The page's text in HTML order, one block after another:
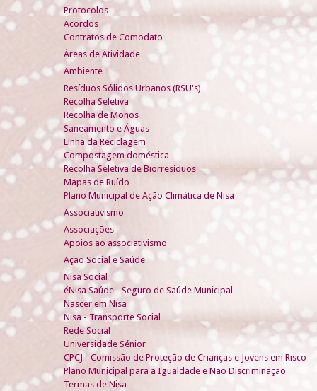
Protocolos
Acordos
Contratos de Comodato
Áreas de Atividade
Ambiente
Resíduos Sólidos Urbanos (RSU's)
Recolha Seletiva
Recolha de Monos
Saneamento e Águas
Linha da Reciclagem
Compostagem doméstica
Recolha Seletiva de Biorresíduos
Mapas de Ruído
Plano Municipal de Ação Climática de Nisa
Associativismo
Associações
Apoios ao associativismo
Ação Social e Saúde
Nisa Social
éNisa Saúde - Seguro de Saúde Municipal
Nascer em Nisa
Nisa - Transporte Social
Rede Social
Universidade Sénior
CPCJ - Comissão de Proteção de Crianças e Jovens em Risco
Plano Municipal para a Igualdade e Não Discriminação
Termas de Nisa